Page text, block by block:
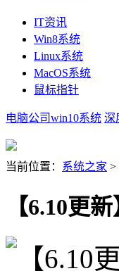
IT资讯
Win8系统
Linux系统
MacOS系统
鼠标指针
电脑公司win10系统 深
当前位置： 系统之家 >
【6.10更